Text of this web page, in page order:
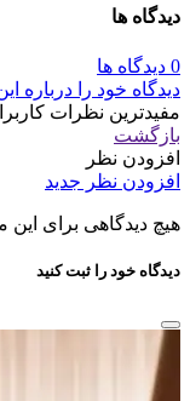
دیدگاه ها
0 دیدگاه ها
دیدگاه خود را درباره
مفیدترین نظرات
بازگشت
افزودن نظر
افزودن نظر جدید
هیچ دیدگاهی برای
دیدگاه خود را ثبت کنید